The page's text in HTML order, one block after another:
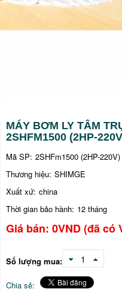
MÁY BƠM LY TÂM
2SHFM1500 (2HP-
Mã SP: 2SHFm1500 (2HP-220V)
Thương hiệu: SHIMGE
Xuất xứ: china
Thời gian bảo hành: 12 tháng
Giá bán:0VND(đã có
Số lượng mua: 1
Chia sẻ: